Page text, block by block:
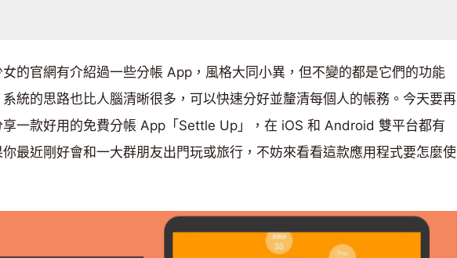
女的官網有介紹過一些分帳 App，風格大同小異，但不變的都是它們的功能
統的思路也比人腦清晰很多，可以快速分好並釐清每個人的帳務。今天要再
享一款好用的免費分帳 App「Settle Up」，在 iOS 和 Android 雙平台都有
最近剛好會和一大群朋友出門玩或旅行，不妨來看看這款應用程式要怎麼使